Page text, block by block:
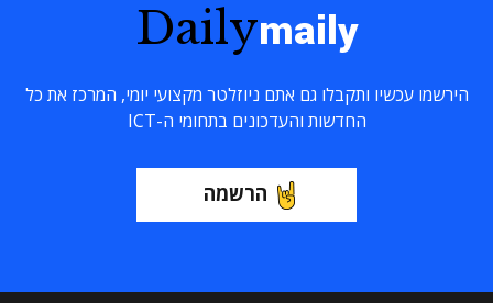
Dailymaily
הירשמו עכשיו ותקבלו גם אתם ניוזלטר מקצועי יומי, המרכז את כל
החדשות והעדכונים בתחומי ה-ICT
הרשמה